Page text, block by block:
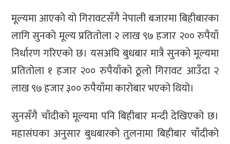
मूल्यमा आएको यो गिरावटसँगै नेपाली बजारमा बिहीबारका
लागि सुनको मूल्य प्रतितोला २ लाख ९७ हजार २०० रुपैयाँ
निर्धारण गरिएको छ। यसअघि बुधबार मात्रै सुनको मूल्यमा
प्रतितोला १ हजार २०० रुपैयाँको ठूलो गिरावट आउँदा २
लाख ९७ हजार ३०० रुपैयाँमा कारोबार भएको थियो।
सुनसँगै चाँदीको मूल्यमा पनि बिहीबार मन्दी देखिएको छ।
महासंघका अनुसार बुधबारको तुलनामा बिहीबार चाँदीको